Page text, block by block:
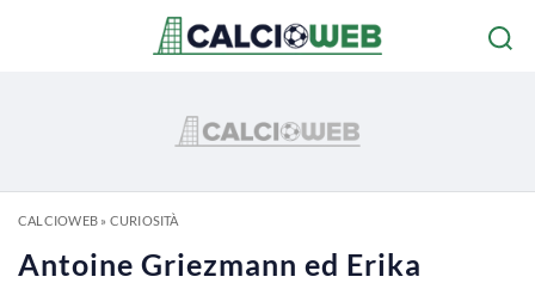
CALCIOWEB» CURIOSITÀ
Antoine Griezmann ed Erika